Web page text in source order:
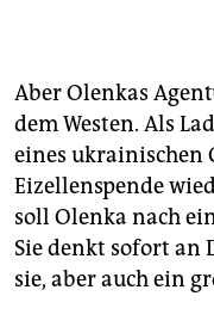
Aber Olenkas
dem Westen. Als
eines ukrainischen
Eizellenspende
soll ­Olenka nach
Sie denkt sofort an
sie, aber auch ein